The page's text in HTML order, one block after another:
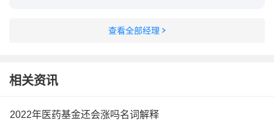
查看全部经理
相关资讯
2022年医药基金还会涨吗名词解释